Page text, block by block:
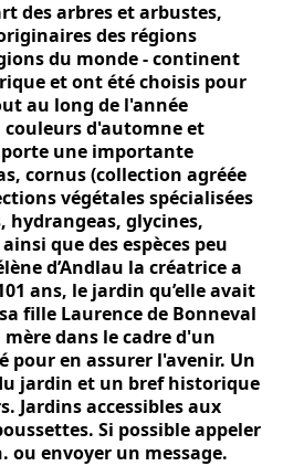
des arbres et arbustes,
des régions
du monde - continent
et ont été choisis pour
au long de l'année
d'automne et
une importante
cornus (collection agréée
végétales spécialisées
hydrangeas, glycines,
que des espèces peu
d’Andlau la créatrice a
ans, le jardin qu’elle avait
fille Laurence de Bonneval
dans le cadre d'un
pour en assurer l'avenir. Un
jardin et un bref historique
Jardins accessibles aux
Si possible appeler
ou envoyer un message.